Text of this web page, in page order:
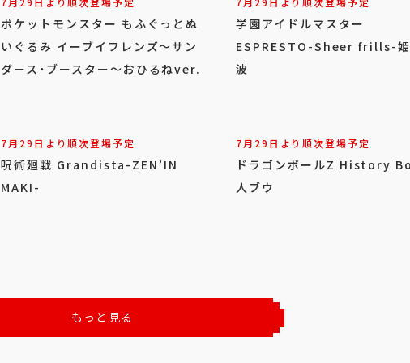
ポケットモンスター もふぐっとぬ
いぐるみ イーブイフレンズ～サン
ダース・ブースター～おひるねver.
学園アイドルマスター
ESPRESTO-Sheer frills-姫
波
7月29日より順次登場予定
呪術廻戦 Grandista-ZEN’IN
MAKI-
7月29日より順次登場予定
ドラゴンボールZ History
人ブウ
もっと見る